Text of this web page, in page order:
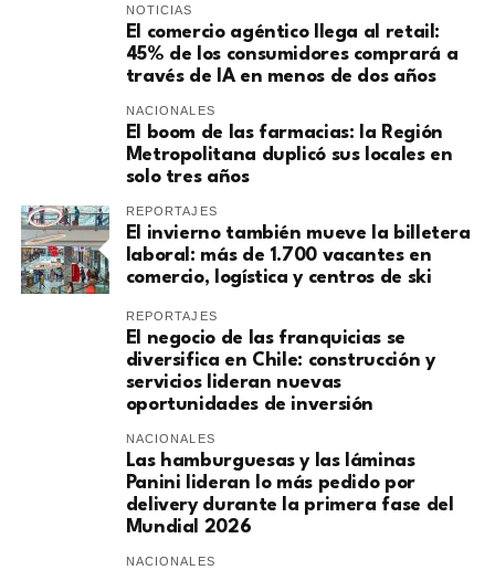
NOTICIAS
El comercio agéntico llega al retail:
45% de los consumidores comprará a
través de IA en menos de dos años
NACIONALES
El boom de las farmacias: la Región
Metropolitana duplicó sus locales en
solo tres años
REPORTAJES
El invierno también mueve la billetera
laboral: más de 1.700 vacantes en
comercio, logística y centros de ski
REPORTAJES
El negocio de las franquicias se
diversifica en Chile: construcción y
servicios lideran nuevas
oportunidades de inversión
NACIONALES
Las hamburguesas y las láminas
Panini lideran lo más pedido por
delivery durante la primera fase del
Mundial 2026
NACIONALES